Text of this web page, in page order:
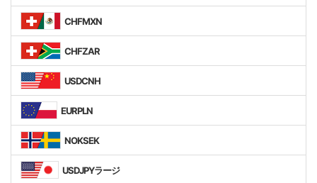
CHFMXN
CHFZAR
USDCNH
EURPLN
NOKSEK
USDJPYラージ